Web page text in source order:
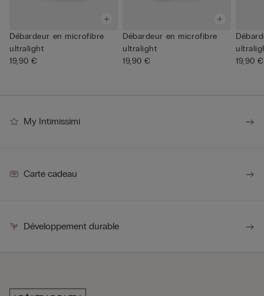
Débardeur en microfibre
ultralight
19,90 €
Débardeur en microfibre
ultralight
19,90 €
19,90 €
My Intimissimi
Carte cadeau
Développement durable